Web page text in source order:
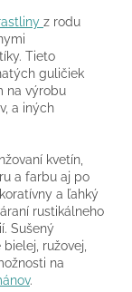
z rodu
Tieto
guličiek
na výrobu
a iných
kvetín,
a farbu aj po
a ľahký
rustikálneho
Sušený
ružovej,
na
.